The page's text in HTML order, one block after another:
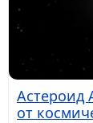
Астероид
от